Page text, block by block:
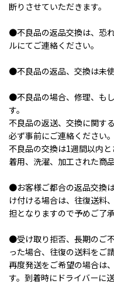
断りさせていただきます。
●不良品の返品交換は、恐
ルにてご連絡ください。
●不良品の返品、交換は未
●不良品の場合、修理、も
す。
不良品の返送、交換に関す
必ず事前にご連絡ください。
不良品の交換は1週間以内と
着用、洗濯、加工された商
●お客様ご都合の返品交換
け付ける場合は、往復送料
担となりますので予めご了
●受け取り拒否、長期のご
った場合、往復の送料をご
再度発送をご希望の場合は
す。到着時にドライバーに